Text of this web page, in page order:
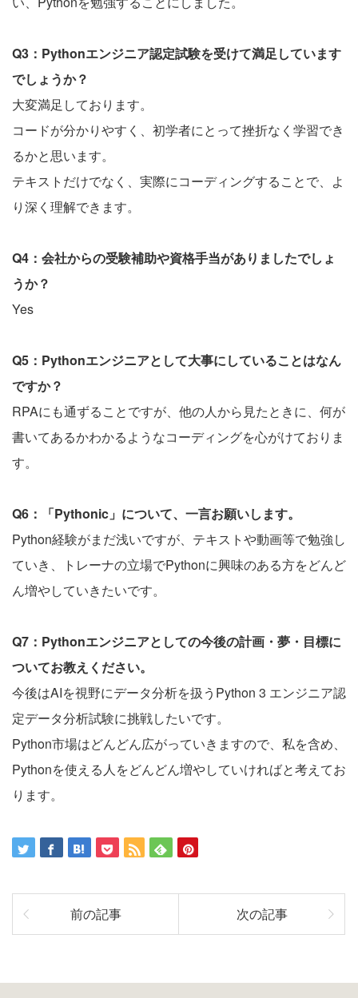
Q3：Pythonエンジニア認定試験を受けて満足しています
でしょうか？
大変満足しております。
コードが分かりやすく、初学者にとって挫折なく学習でき
るかと思います。
テキストだけでなく、実際にコーディングすることで、よ
り深く理解できます。
Q4：会社からの受験補助や資格手当がありましたでしょ
うか？
Yes
Q5：Pythonエンジニアとして大事にしていることはなん
ですか？
RPAにも通ずることですが、他の人から見たときに、何が
書いてあるかわかるようなコーディングを心がけておりま
す。
Q6：「Pythonic」について、一言お願いします。
Python経験がまだ浅いですが、テキストや動画等で勉強し
ていき、トレーナの立場でPythonに興味のある方をどんど
ん増やしていきたいです。
Q7：Pythonエンジニアとしての今後の計画・夢・目標に
ついてお教えください。
今後はAIを視野にデータ分析を扱うPython 3 エンジニア認
定データ分析試験に挑戦したいです。
Python市場はどんどん広がっていきますので、私を含め、
Pythonを使える人をどんどん増やしていければと考えてお
ります。
前の記事 次の記事